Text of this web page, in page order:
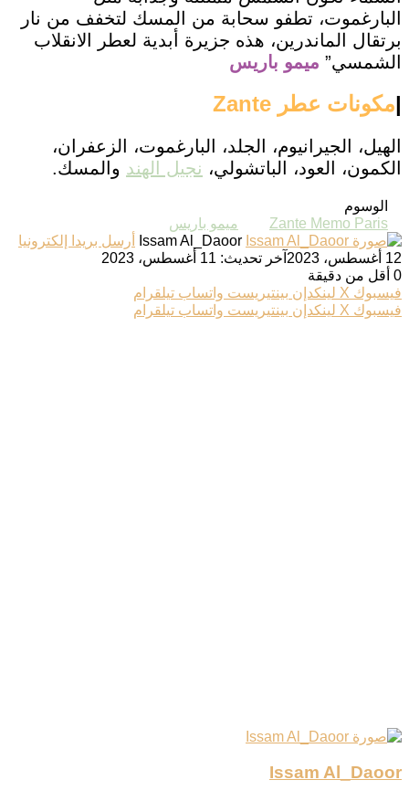
البارغموت، تطفو سحابة من المسك لتخفف من نار
برتقال الماندرين، هذه جزيرة أبدية لعطر الانقلاب
الشمسي” ميمو باريس
|مكونات عطر Zante
الهيل، الجيرانيوم، الجلد، البارغموت، الزعفران،
الكمون، العود، الباتشولي، نجيل الهند والمسك.
الوسوم
Zante Memo Paris
ميمو باريس
Issam Al_Daoor
أرسل بريدا إلكترونيا
12 أغسطس، 2023
آخر تحديث: 11 أغسطس، 2023
0 أقل من دقيقة
فيسبوك ‫X لينكدإن بينتيريست واتساب تيلقرام
فيسبوك ‫X لينكدإن بينتيريست واتساب تيلقرام
Issam Al_Daoor